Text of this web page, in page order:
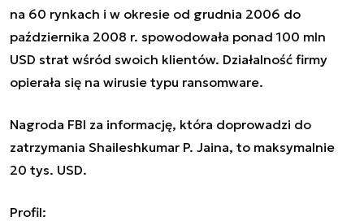
na 60 rynkach i w okresie od grudnia 2006 do
października 2008 r. spowodowała ponad 100 mln
USD strat wśród swoich klientów. Działalność firmy
opierała się na wirusie typu ransomware.
Nagroda FBI za informację, która doprowadzi do
zatrzymania Shaileshkumar P. Jaina, to maksymalnie
20 tys. USD.
Profil: